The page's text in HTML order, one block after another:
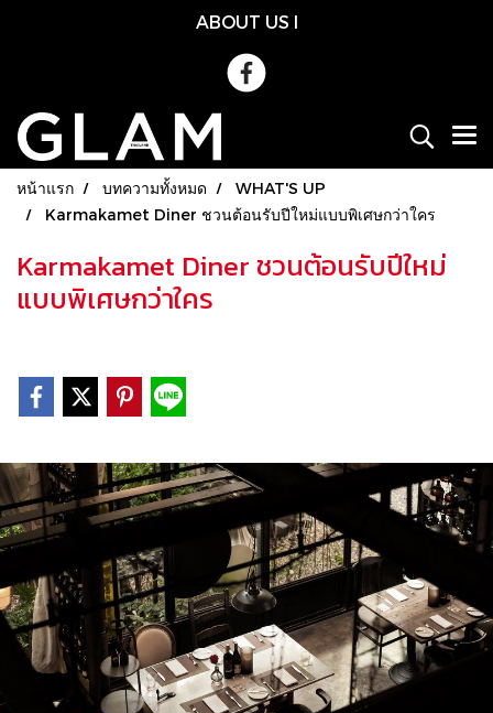
ABOUT US l
หน้าแรก บทความทั้งหมด
WHAT'S UP
Karmakamet Diner ชวนต้อนรับปีใหม่แบบพิเศษกว่าใคร
Karmakamet Diner ชวนต้อนรับปีใหม่
แบบพิเศษกว่าใคร